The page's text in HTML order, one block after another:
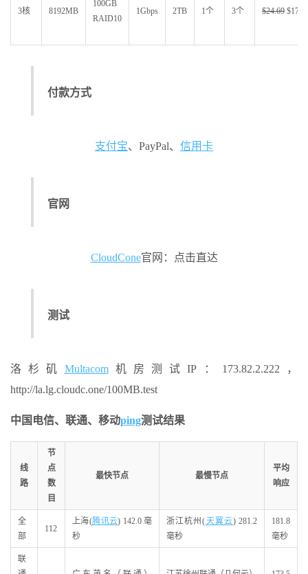
3核 8192MB
100GB
RAID10
1Gbps 2TB 1个 3个 $24.69
付款方式
支付宝、PayPal、 信用卡
官网
CloudCone官网：点击直达
测试
洛杉矶 Multacom机房测试IP：173.82.2.222，
http://la.lg.cloudc.one/100MB.test
中国电信、联通、移动ping测试结果
线
路
节
点
数
目
最快节点 最慢节点
平均
响应
全
部
112
上海(腾讯云) 142.0 毫
秒
浙江杭州(天翼云) 281.2
毫秒
181.8
毫秒
联